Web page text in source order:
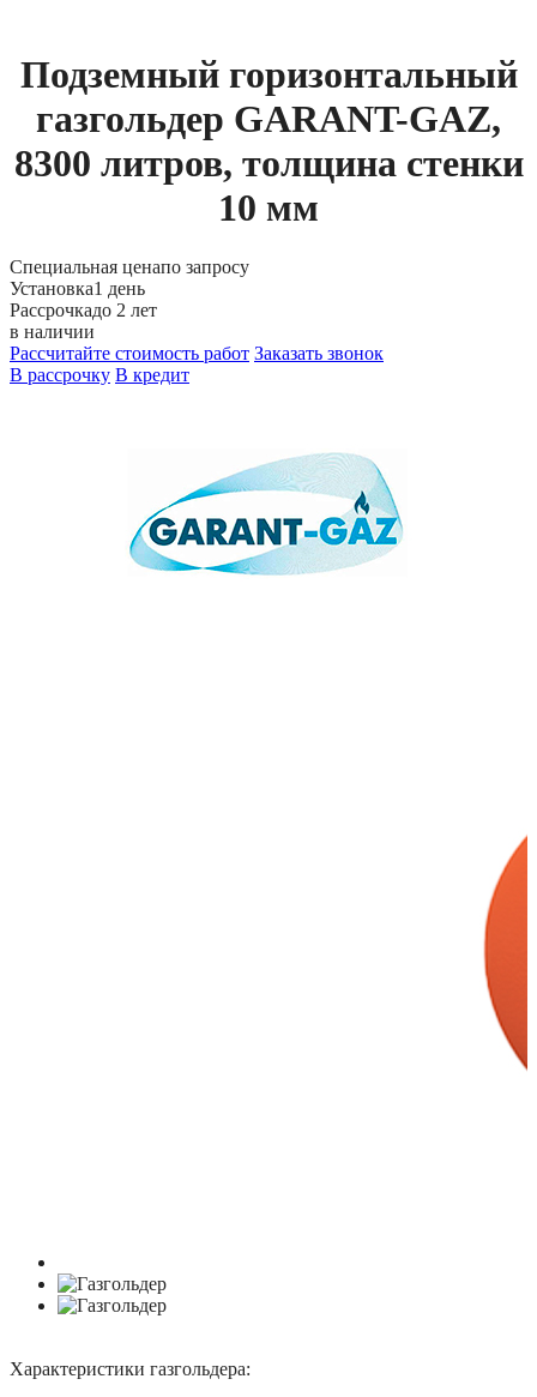
Подземный горизонтальный
газгольдер GARANT-GAZ,
8300 литров, толщина стенки
10 мм
Специальная ценапо запросу
Установка1 день
Рассрочкадо 2 лет
в наличии
Рассчитайте стоимость работ Заказать звонок
В рассрочку В кредит
Характеристики газгольдера: